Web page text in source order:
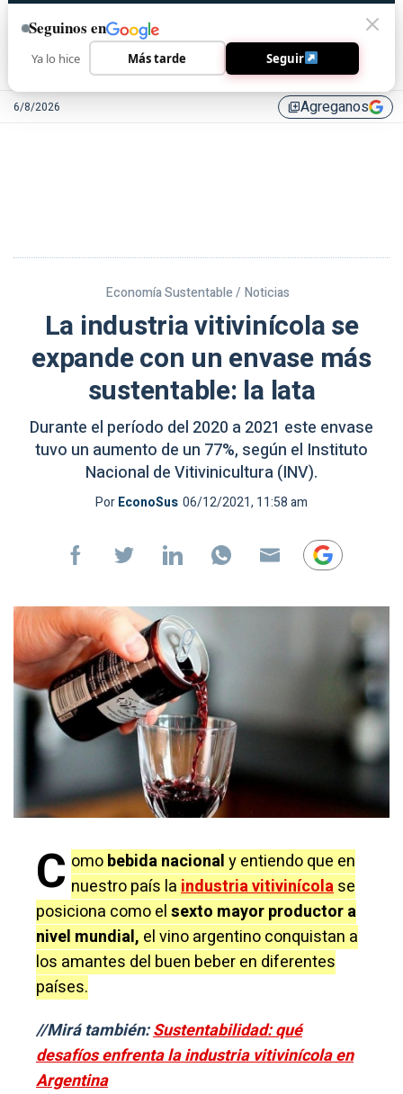
6/8/2026 library_addAgreganos
Economía Sustentable / Noticias
La industria vitivinícola se
expande con un envase más
sustentable: la lata
Durante el período del 2020 a 2021 este envase
tuvo un aumento de un 77%, según el Instituto
Nacional de Vitivinicultura (INV).
PorEconoSus 06/12/2021, 11:58 am
C omobebida nacionaly entiendo que en
nuestro país laindustria vitivinícolase
posiciona como elsexto mayor productor a
nivel mundial, el vino argentino conquistan a
los amantes del buen beber en diferentes
países.
//Mirá también:Sustentabilidad: qué
desafíos enfrenta la industria vitivinícola en
Argentina
Seguinos en
Ya lo hice Más tarde Seguir